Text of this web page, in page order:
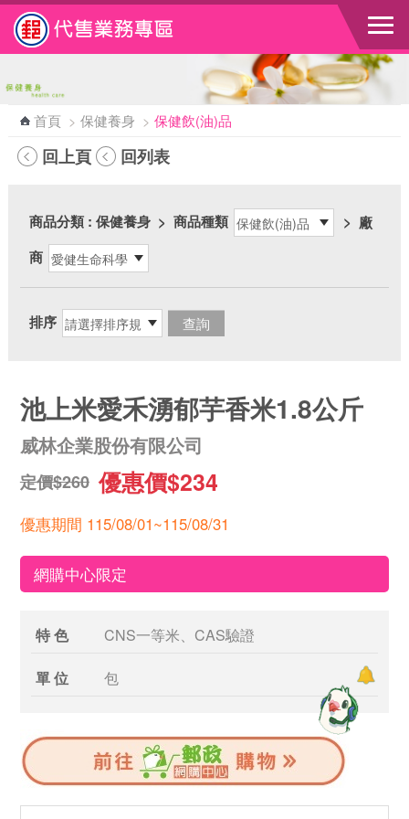
跳到主要內容區塊
首頁 > 保健養身 > 保健飲(油)品
回上頁 回列表
商品分類: 保健養身 > 商品種類 > 廠
商
排序
池上米愛禾湧郁芋香米1.8公斤
威林企業股份有限公司
定價$260 優惠價$234
優惠期間 115/08/01~115/08/31
網購中心限定
特 色 CNS一等米、CAS驗證
單 位 包